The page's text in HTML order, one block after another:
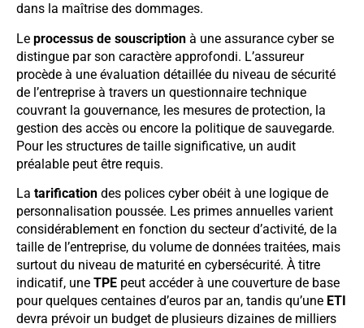
dans la maîtrise des dommages.
Le processus de souscription à une assurance cyber se
distingue par son caractère approfondi. L’assureur
procède à une évaluation détaillée du niveau de sécurité
de l’entreprise à travers un questionnaire technique
couvrant la gouvernance, les mesures de protection, la
gestion des accès ou encore la politique de sauvegarde.
Pour les structures de taille significative, un audit
préalable peut être requis.
La tarification des polices cyber obéit à une logique de
personnalisation poussée. Les primes annuelles varient
considérablement en fonction du secteur d’activité, de la
taille de l’entreprise, du volume de données traitées, mais
surtout du niveau de maturité en cybersécurité. À titre
indicatif, une TPE peut accéder à une couverture de base
pour quelques centaines d’euros par an, tandis qu’une ETI
devra prévoir un budget de plusieurs dizaines de milliers